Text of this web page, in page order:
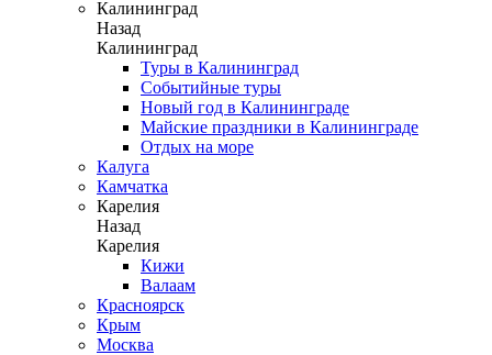
Калининград
Назад
Калининград
Туры в Калининград
Событийные туры
Новый год в Калининграде
Майские праздники в Калининграде
Отдых на море
Калуга
Камчатка
Карелия
Назад
Карелия
Кижи
Валаам
Красноярск
Крым
Москва